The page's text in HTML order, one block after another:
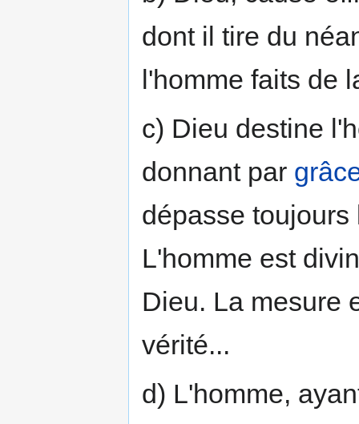
dont il tire du
l'homme faits de
c) Dieu destine
donnant par
dépasse
L'homme est
Dieu. La mesure
vérité...
d) L'homme,